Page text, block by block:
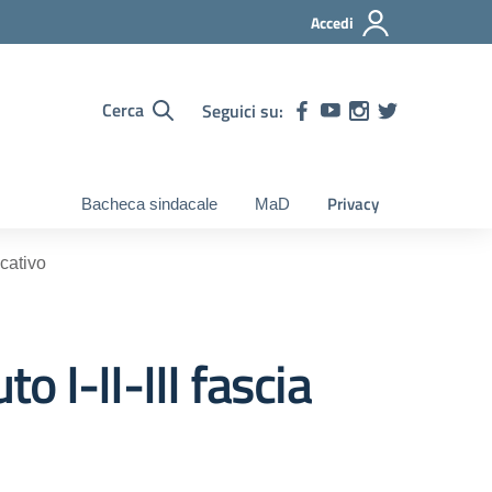
Accedi
Cerca Seguici su:
Bacheca sindacale MaD Privacy
I-II-III fascia